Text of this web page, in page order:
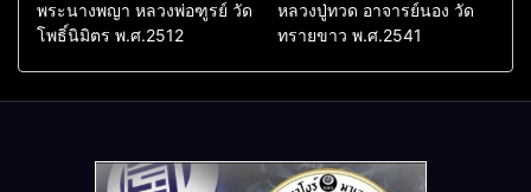
พระนางพญา หลวงพ่อฑูรย์ วัด
โพธิ์นิมิตร พ.ศ.2512
หลวงปู่ทวด อาจารย์นอง วัด
ทรายขาว พ.ศ.2541